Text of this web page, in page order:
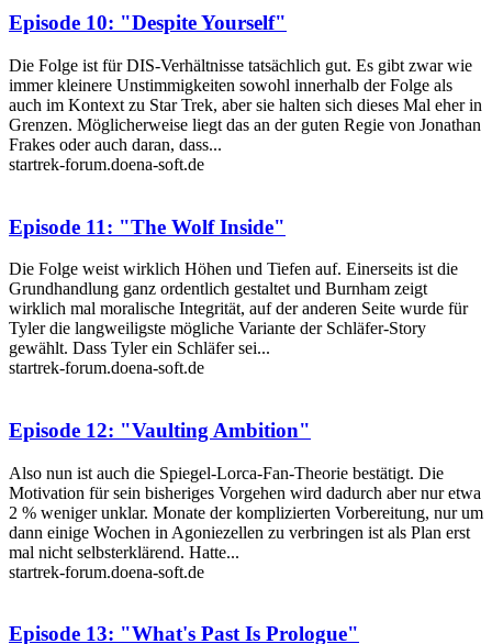
Episode 10: "Despite Yourself"
Die Folge ist für DIS-Verhältnisse tatsächlich gut. Es gibt zwar wie
immer kleinere Unstimmigkeiten sowohl innerhalb der Folge als
auch im Kontext zu Star Trek, aber sie halten sich dieses Mal eher in
Grenzen. Möglicherweise liegt das an der guten Regie von Jonathan
Frakes oder auch daran, dass...
startrek-forum.doena-soft.de
Episode 11: "The Wolf Inside"
Die Folge weist wirklich Höhen und Tiefen auf. Einerseits ist die
Grundhandlung ganz ordentlich gestaltet und Burnham zeigt
wirklich mal moralische Integrität, auf der anderen Seite wurde für
Tyler die langweiligste mögliche Variante der Schläfer-Story
gewählt. Dass Tyler ein Schläfer sei...
startrek-forum.doena-soft.de
Episode 12: "Vaulting Ambition"
Also nun ist auch die Spiegel-Lorca-Fan-Theorie bestätigt. Die
Motivation für sein bisheriges Vorgehen wird dadurch aber nur etwa
2 % weniger unklar. Monate der komplizierten Vorbereitung, nur um
dann einige Wochen in Agoniezellen zu verbringen ist als Plan erst
mal nicht selbsterklärend. Hatte...
startrek-forum.doena-soft.de
Episode 13: "What's Past Is Prologue"